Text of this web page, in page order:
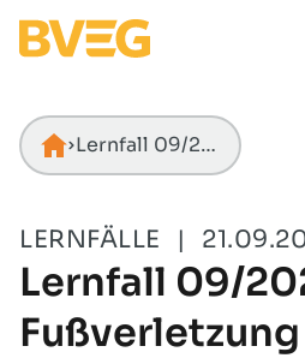
Startseite
Lernfall 09/2023: Fußverletzung durch Verladeschlauch
LERNFÄLLE |
Lernfall 09/